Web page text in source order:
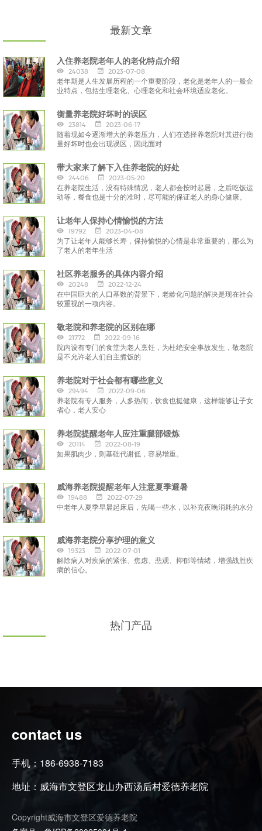
最新文章
入住养老院老年人的老化特点介绍
24038 2023-07-08
老年期是人生发展历程的一个重要阶段，老化是老年人的一般企
业特点，包括生理老化、心理老化和社会环境适应老化。
衡量养老院好坏时的误区
23814 2023-06-17
随着现如今逐渐增大的养老压力，人们在选择养老院对其进行衡
量好坏时也会出现误区，因此面对
带大家来了解下入住养老院的好处
24406 2023-05-20
在养老院生活，没有特殊情况，老人都会按时起居，之后吃饭运
动等，餐食也是十分的准时，尽可能的保证老人的身心健康。
让老年人保持心情愉悦的方法
19792 2023-04-08
为了让老年人能够长寿，保持愉悦的心情是非常重要的，那么为
了老人的老年生活
社区养老服务的具体内容介绍
20248 2022-12-24
在中国巨大的人口基数的背景下，老龄化问题的解决是现在社会
较重视的一项内容。
敬老院和养老院的区别在哪
21772 2022-09-16
院内设有专门的食堂为老人烹饪，为杜绝安全事故发生，敬老院
是不允许老人们自主煮饭的
养老院对于社会都有哪些意义
29494 2022-09-06
养老院有专人服务，人多热闹，饮食也挺健康，这样能够让子女
省心，老人安心
养老院提醒老年人应注重腿部锻炼
20114 2022-08-19
如果肌肉少，则基础代谢低，容易增重。
威海养老院提醒老年人注意夏季避暑
19488 2022-07-29
中老年人夏季早晨起床后，先喝一些水，以补充夜晚消耗的水分
威海养老院分享护理的意义
19323 2022-07-01
解除病人对疾病的紧张、焦虑、悲观、抑郁等情绪，增强战胜疾
病的信心。
热门产品
contact us
手机：186-6938-7183
地址：威海市文登区龙山办西汤后村爱德养老院
Copyright威海市文登区爱德养老院